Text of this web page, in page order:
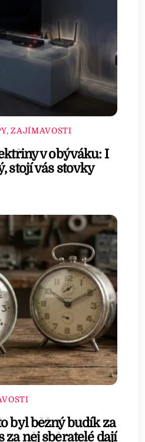
ZAJÍMAVOSTI
v obýváku: I
stojí vás stovky
byl běžný budík za
za něj sběratelé dají